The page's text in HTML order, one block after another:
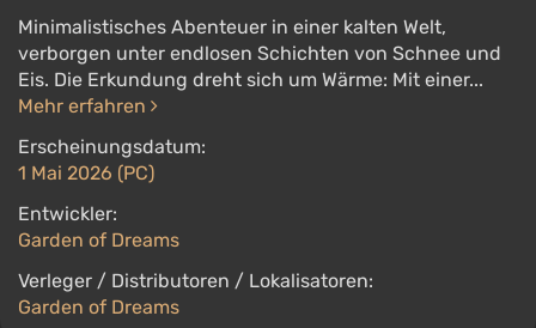
Minimalistisches Abenteuer in einer kalten Welt,
verborgen unter endlosen Schichten von Schnee und
Eis. Die Erkundung dreht sich um Wärme: Mit einer...
Mehr erfahren
Erscheinungsdatum:
1 Mai 2026 (PC)
Entwickler:
Garden of Dreams
Verleger / Distributoren / Lokalisatoren:
Garden of Dreams